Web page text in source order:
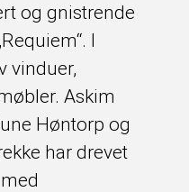
og gnistrende
I
vinduer,
Askim
Høntorp og
har drevet